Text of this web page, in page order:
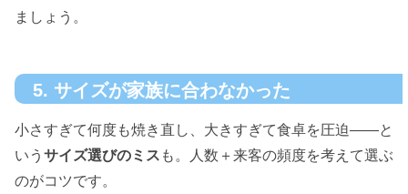
ましょう。
5. サイズが家族に合わなかった
小さすぎて何度も焼き直し、大きすぎて食卓を圧迫——と
いう サイズ選びのミス も。人数＋来客の頻度を考えて選ぶ
のがコツです。